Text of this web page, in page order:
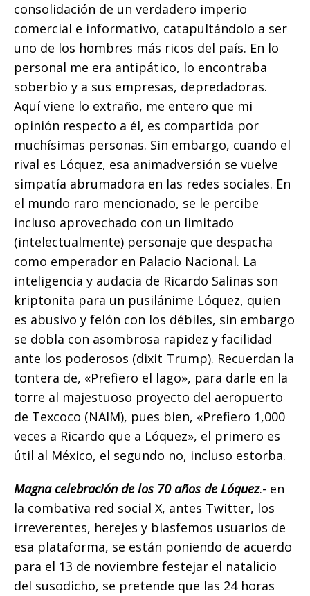
consolidación de un verdadero imperio
comercial e informativo, catapultándolo a ser
uno de los hombres más ricos del país. En lo
personal me era antipático, lo encontraba
soberbio y a sus empresas, depredadoras.
Aquí viene lo extraño, me entero que mi
opinión respecto a él, es compartida por
muchísimas personas. Sin embargo, cuando el
rival es Lóquez, esa animadversión se vuelve
simpatía abrumadora en las redes sociales. En
el mundo raro mencionado, se le percibe
incluso aprovechado con un limitado
(intelectualmente) personaje que despacha
como emperador en Palacio Nacional. La
inteligencia y audacia de Ricardo Salinas son
kriptonita para un pusilánime Lóquez, quien
es abusivo y felón con los débiles, sin embargo
se dobla con asombrosa rapidez y facilidad
ante los poderosos (dixit Trump). Recuerdan la
tontera de, «Prefiero el lago», para darle en la
torre al majestuoso proyecto del aeropuerto
de Texcoco (NAIM), pues bien, «Prefiero 1,000
veces a Ricardo que a Lóquez», el primero es
útil al México, el segundo no, incluso estorba.
Magna celebración de los 70 años de Lóquez.- en
la combativa red social X, antes Twitter, los
irreverentes, herejes y blasfemos usuarios de
esa plataforma, se están poniendo de acuerdo
para el 13 de noviembre festejar el natalicio
del susodicho, se pretende que las 24 horas